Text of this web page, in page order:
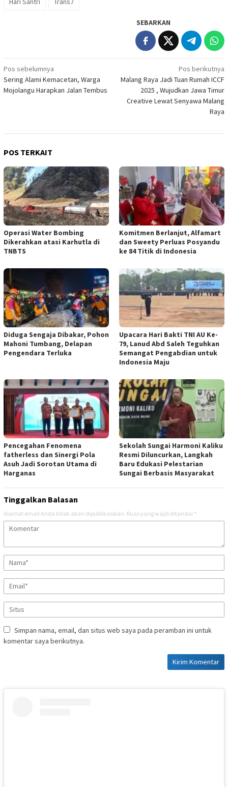
SEBARKAN
Navigasi
pos
Pos sebelumnya
Sering Alami Kemacetan, Warga
Mojolangu Harapkan Jalan Tembus
Pos berikutnya
Malang Raya Jadi Tuan Rumah ICCF
2025 , Wujudkan Jawa Timur
Creative Lewat Senyawa Malang
Raya
POS TERKAIT
Operasi Water Bombing
Dikerahkan atasi Karhutla di
TNBTS
Komitmen Berlanjut, Alfamart
dan Sweety Perluas Posyandu
ke 84 Titik di Indonesia
Diduga Sengaja Dibakar, Pohon
Mahoni Tumbang, Delapan
Pengendara Terluka
Upacara Hari Bakti TNI AU Ke-
79, Lanud Abd Saleh Teguhkan
Semangat Pengabdian untuk
Indonesia Maju
Pencegahan Fenomena
fatherless dan Sinergi Pola
Asuh Jadi Sorotan Utama di
Harganas
Sekolah Sungai Harmoni Kaliku
Resmi Diluncurkan, Langkah
Baru Edukasi Pelestarian
Sungai Berbasis Masyarakat
Tinggalkan Balasan
Alamat email Anda tidak akan dipublikasikan. Ruas yang wajib ditandai *
Simpan nama, email, dan situs web saya pada peramban ini untuk
komentar saya berikutnya.